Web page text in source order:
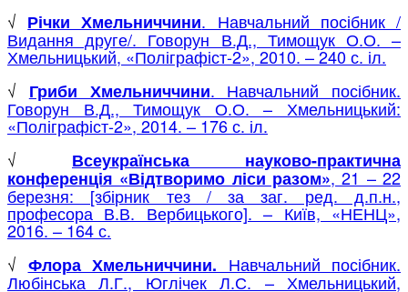
√ Річки Хмельниччини. Навчальний посібник /
Видання друге/. Говорун В.Д., Тимощук О.О. –
Хмельницький, «Поліграфіст-2», 2010. – 240 с. іл.
√ Гриби Хмельниччини. Навчальний посібник.
Говорун В.Д., Тимощук О.О. – Хмельницький:
«Поліграфіст-2», 2014. – 176 с. іл.
√ Всеукраїнська науково-практична
конференція «Відтворимо ліси разом», 21 – 22
березня: [збірник тез / за заг. ред. д.п.н.,
професора В.В. Вербицького]. – Київ, «НЕНЦ»,
2016. – 164 с.
√ Флора Хмельниччини. Навчальний посібник.
Любінська Л.Г., Юглічек Л.С. – Хмельницький,